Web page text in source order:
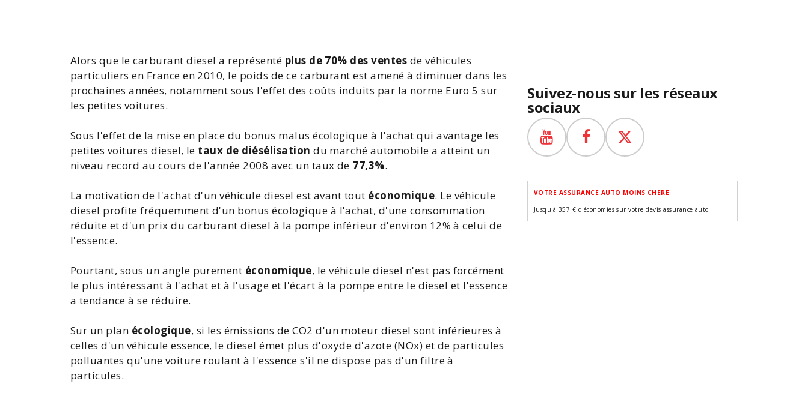
Alors que le carburant diesel a représenté plus de 70% des ventes de véhicules
particuliers en France en 2010, le poids de ce carburant est amené à diminuer dans les
prochaines années, notamment sous l'effet des coûts induits par la norme Euro 5 sur
les petites voitures.
Sous l'effet de la mise en place du bonus malus écologique à l'achat qui avantage les
petites voitures diesel, le taux de diésélisation du marché automobile a atteint un
niveau record au cours de l'année 2008 avec un taux de 77,3%.
La motivation de l'achat d'un véhicule diesel est avant tout économique. Le véhicule
diesel profite fréquemment d'un bonus écologique à l'achat, d'une consommation
réduite et d'un prix du carburant diesel à la pompe inférieur d'environ 12% à celui de
l'essence.
Pourtant, sous un angle purement économique, le véhicule diesel n'est pas forcément
le plus intéressant à l'achat et à l'usage et l'écart à la pompe entre le diesel et l'essence
a tendance à se réduire.
Sur un plan écologique, si les émissions de CO2 d'un moteur diesel sont inférieures à
celles d'un véhicule essence, le diesel émet plus d'oxyde d'azote (NOx) et de particules
polluantes qu'une voiture roulant à l'essence s'il ne dispose pas d'unfiltre à
particules.
Suivez-nous sur les réseaux
sociaux
VOTRE ASSURANCE AUTO MOINS CHERE
Jusqu'à 357 € d'économies sur votre devis assurance auto